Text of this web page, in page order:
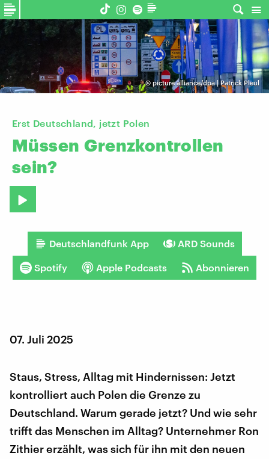
© picture alliance/dpa | Patrick Pleul
Erst Deutschland, jetzt Polen
Müssen Grenzkontrollen
sein?
Deutschlandfunk App ARD Sounds
Spotify Apple Podcasts Abonnieren
07. Juli 2025
Staus, Stress, Alltag mit Hindernissen: Jetzt
kontrolliert auch Polen die Grenze zu
Deutschland. Warum gerade jetzt? Und wie sehr
trifft das Menschen im Alltag? Unternehmer Ron
Zithier erzählt, was sich für ihn mit den neuen